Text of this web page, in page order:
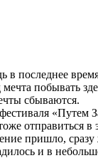
последнее
побывать
сбываются.
отправиться
пришло,
и в